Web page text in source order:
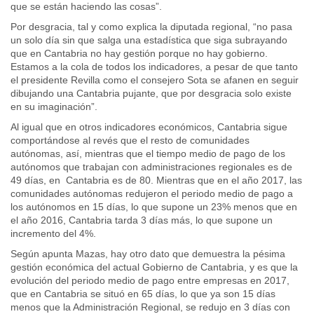
que se están haciendo las cosas”.
Por desgracia, tal y como explica la diputada regional, “no pasa
un solo día sin que salga una estadística que siga subrayando
que en Cantabria no hay gestión porque no hay gobierno.
Estamos a la cola de todos los indicadores, a pesar de que tanto
el presidente Revilla como el consejero Sota se afanen en seguir
dibujando una Cantabria pujante, que por desgracia solo existe
en su imaginación”.
Al igual que en otros indicadores económicos, Cantabria sigue
comportándose al revés que el resto de comunidades
autónomas, así, mientras que el tiempo medio de pago de los
autónomos que trabajan con administraciones regionales es de
49 días, en Cantabria es de 80. Mientras que en el año 2017, las
comunidades autónomas redujeron el periodo medio de pago a
los autónomos en 15 días, lo que supone un 23% menos que en
el año 2016, Cantabria tarda 3 días más, lo que supone un
incremento del 4%.
Según apunta Mazas, hay otro dato que demuestra la pésima
gestión económica del actual Gobierno de Cantabria, y es que la
evolución del periodo medio de pago entre empresas en 2017,
que en Cantabria se situó en 65 días, lo que ya son 15 días
menos que la Administración Regional, se redujo en 3 días con